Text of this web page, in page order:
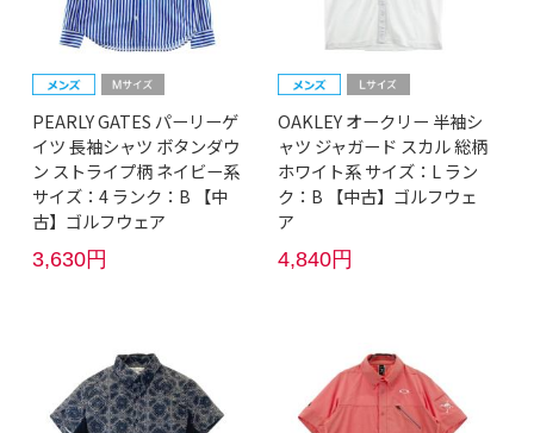
PEARLY GATES パーリーゲ
イツ 長袖シャツ ボタンダウ
ン ストライプ柄 ネイビー系
サイズ：4 ランク：B 【中
古】ゴルフウェア
3,630円
OAKLEY オークリー 半袖シ
ャツ ジャガード スカル 総柄
ホワイト系 サイズ：L ラン
ク：B 【中古】ゴルフウェ
ア
4,840円